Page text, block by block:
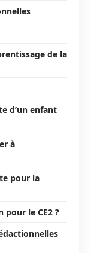
de la
d’un enfant
à
pour la
le CE2 ?